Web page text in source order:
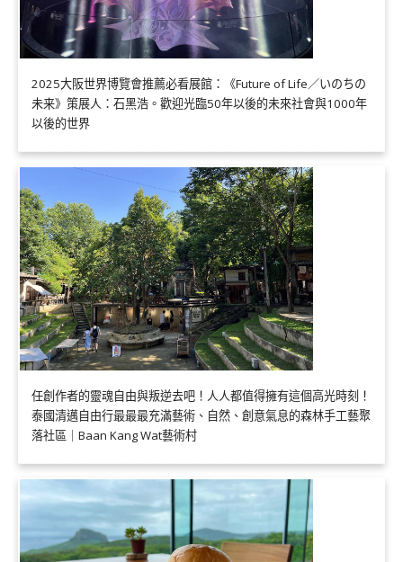
2025大阪世界博覽會推薦必看展館：《Future of Life／いのちの
未来》策展人：石黑浩。歡迎光臨50年以後的未來社會與1000年
以後的世界
任創作者的靈魂自由與叛逆去吧！人人都值得擁有這個高光時刻！
泰國清邁自由行最最最充滿藝術、自然、創意氣息的森林手工藝聚
落社區｜Baan Kang Wat藝術村